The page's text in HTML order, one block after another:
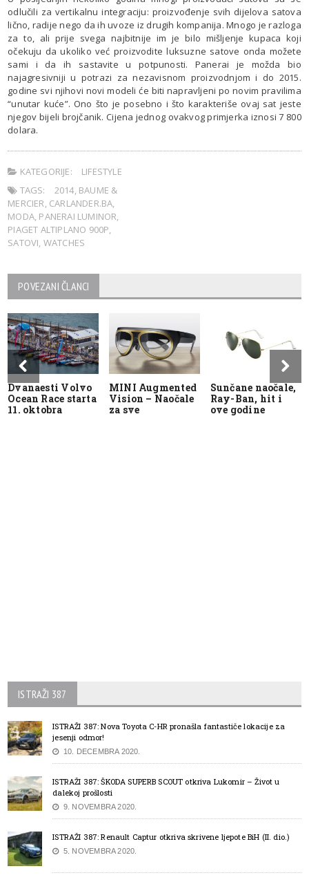
odlučili za vertikalnu integraciju: proizvođenje svih dijelova satova
lično, radije nego da ih uvoze iz drugih kompanija. Mnogo je razloga
za to, ali prije svega najbitnije im je bilo mišljenje kupaca koji
očekuju da ukoliko već proizvodite luksuzne satove onda možete
sami i da ih sastavite u potpunosti. Panerai je možda bio
najagresivniji u potrazi za nezavisnom proizvodnjom i do 2015.
godine svi njihovi novi modeli će biti napravljeni po novim pravilima
“unutar kuće”. Ono što je posebno i što karakteriše ovaj sat jeste
njegov bijeli brojčanik. Cijena jednog ovakvog primjerka iznosi 7 800
dolara.
KATEGORIJE:
LIFESTYLE
TAGS:
2014, BAUME &
MERCIER, CARLANDER.BA,
MODA, PANERAI LUMINOR,
PIAGET ALTIPLANO 900P,
SATOVI, WATCHES
POVEZANI ČLANCI
Dvanaesti Volvo
Ocean Race starta
11. oktobra
MINI Augmented
Vision – Naočale
za sve
Sunčane naočale,
Ray-Ban, hit i
ove godine
ISTRAŽI 387
ISTRAŽI 387: Nova Toyota C-HR pronašla fantastiče lokacije za
jesenji odmor!
10. DECEMBRA 2020.
ISTRAŽI 387: ŠKODA SUPERB SCOUT otkriva Lukomir – Život u
dalekoj prošlosti
9. NOVEMBRA 2020.
ISTRAŽI 387: Renault Captur otkriva skrivene ljepote BiH (II. dio.)
5. NOVEMBRA 2020.